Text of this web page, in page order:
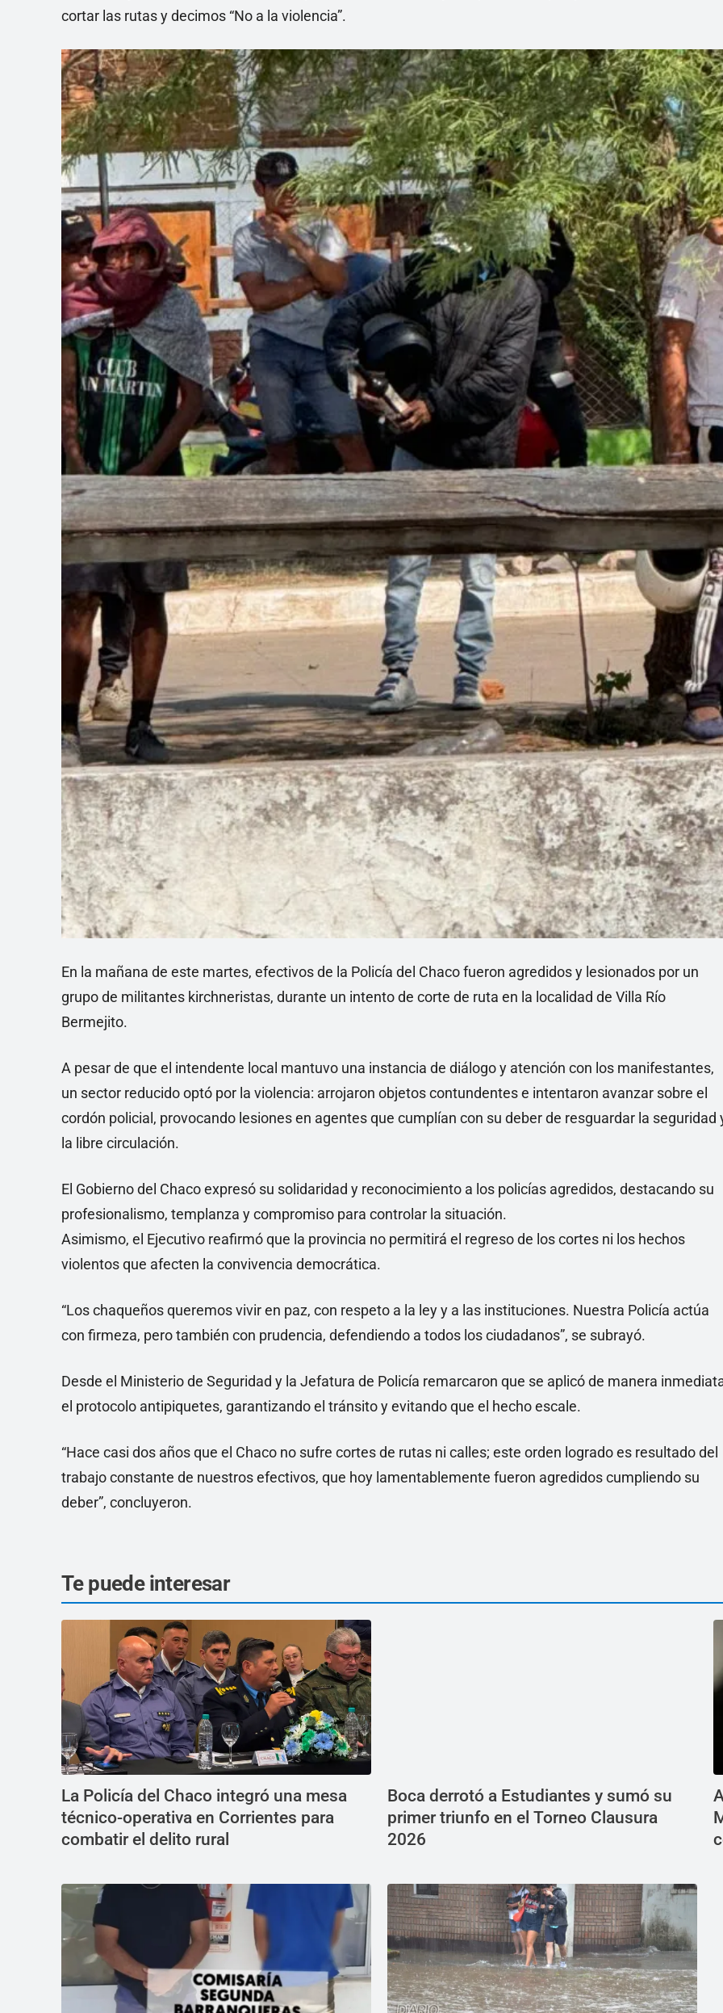
cortar las rutas y decimos “No a la violencia”.
En la mañana de este martes, efectivos de la Policía del Chaco fueron agredidos y lesionados por un
grupo de militantes kirchneristas, durante un intento de corte de ruta en la localidad de Villa Río
Bermejito.
A pesar de que el intendente local mantuvo una instancia de diálogo y atención con los manifestantes,
un sector reducido optó por la violencia: arrojaron objetos contundentes e intentaron avanzar sobre el
cordón policial, provocando lesiones en agentes que cumplían con su deber de resguardar la seguridad
la libre circulación.
El Gobierno del Chaco expresó su solidaridad y reconocimiento a los policías agredidos, destacando su
profesionalismo, templanza y compromiso para controlar la situación.
Asimismo, el Ejecutivo reafirmó que la provincia no permitirá el regreso de los cortes ni los hechos
violentos que afecten la convivencia democrática.
“Los chaqueños queremos vivir en paz, con respeto a la ley y a las instituciones. Nuestra Policía actúa
con firmeza, pero también con prudencia, defendiendo a todos los ciudadanos”, se subrayó.
Desde el Ministerio de Seguridad y la Jefatura de Policía remarcaron que se aplicó de manera
el protocolo antipiquetes, garantizando el tránsito y evitando que el hecho escale.
“Hace casi dos años que el Chaco no sufre cortes de rutas ni calles; este orden logrado es resultado del
trabajo constante de nuestros efectivos, que hoy lamentablemente fueron agredidos cumpliendo su
deber”, concluyeron.
Te puede interesar
La Policía del Chaco integró una mesa
técnico-operativa en Corrientes para
combatir el delito rural
Boca derrotó a Estudiantes y sumó su
primer triunfo en el Torneo Clausura
2026